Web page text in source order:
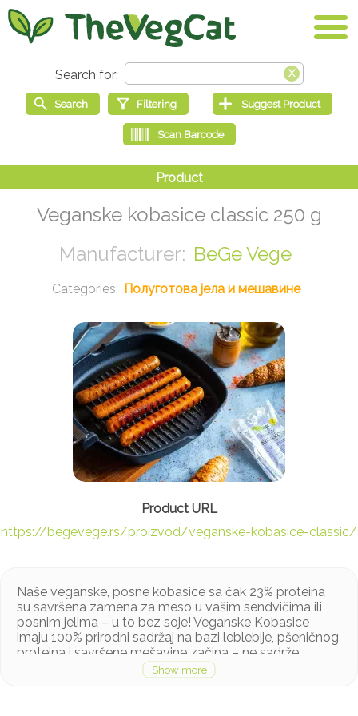
Veganske kobasice classic 250 g
BeGe Vege
Полуготова јела и мешавине
https://begevege.rs/proizvod/veganske-kobasice-classic/
Naše veganske, posne kobasice sa čak 23% proteina
su savršena zamena za meso u vašim sendvičima ili
posnim jelima – u to bez soje! Veganske Kobasice
imaju 100% prirodni sadržaj na bazi leblebije, pšeničnog
proteina i savršene mešavine začina – ne sadrže
konzervanse, veštačke boje ili ukuse. Naše posne
kobaisce možete jesti odmah ili pržiti, peći, kuvati ili